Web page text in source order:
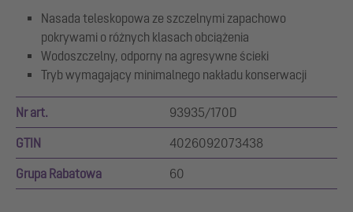
Nasada teleskopowa ze szczelnymi zapachowo
pokrywami o różnych klasach obciążenia
Wodoszczelny, odporny na agresywne ścieki
Tryb wymagający minimalnego nakładu konserwacji
Nr art. 93935/170D
GTIN 4026092073438
Grupa Rabatowa 60